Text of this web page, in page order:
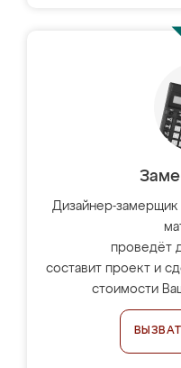
Дизайнер-замерщик
проведёт
составит проект и
стоимости